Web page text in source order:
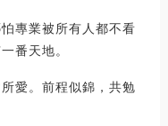
專業被所有人都不看
番天地。
愛。前程似錦，共勉